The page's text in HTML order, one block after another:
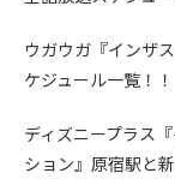
ウガウガ『インザ
ケジュール一覧！！
ディズニープラス
ション』原宿駅と